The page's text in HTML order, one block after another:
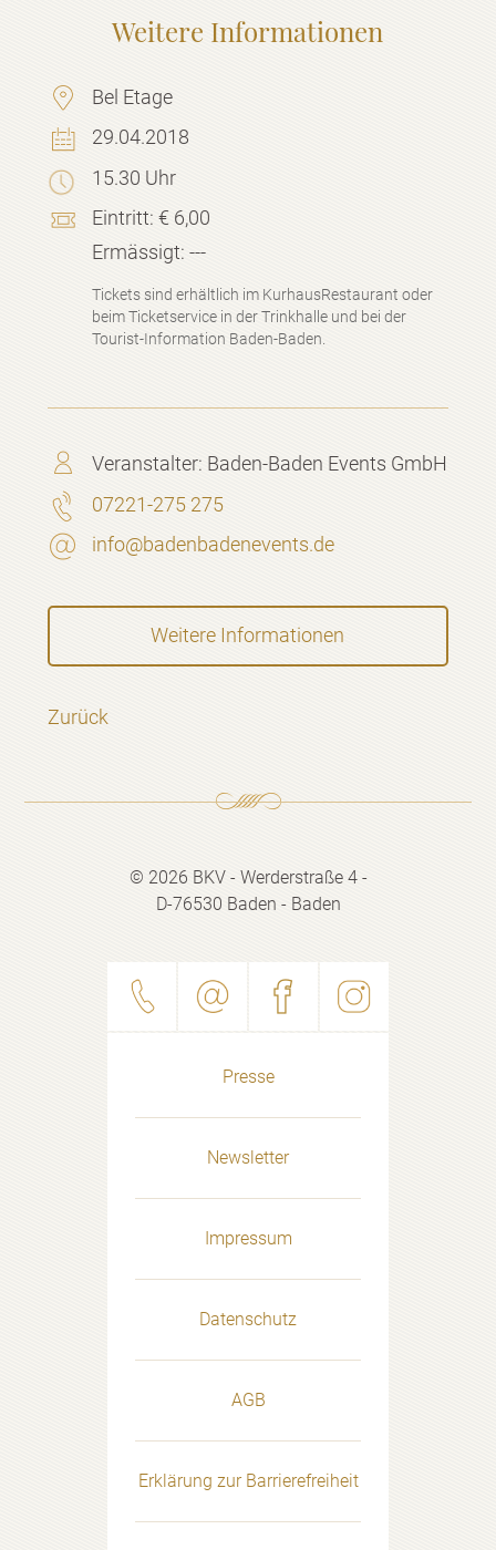
Weitere Informationen
Bel Etage
29.04.2018
15.30 Uhr
Eintritt: € 6,00
Ermässigt: ---
Tickets sind erhältlich im KurhausRestaurant oder
beim Ticketservice in der Trinkhalle und bei der
Tourist-Information Baden-Baden.
Veranstalter: Baden-Baden Events GmbH
07221-275 275
info@badenbadenevents.de
Weitere Informationen
Zurück
© 2026 BKV - Werderstraße 4 -
D-76530 Baden - Baden
Presse
Newsletter
Impressum
Datenschutz
AGB
Erklärung zur Barrierefreiheit